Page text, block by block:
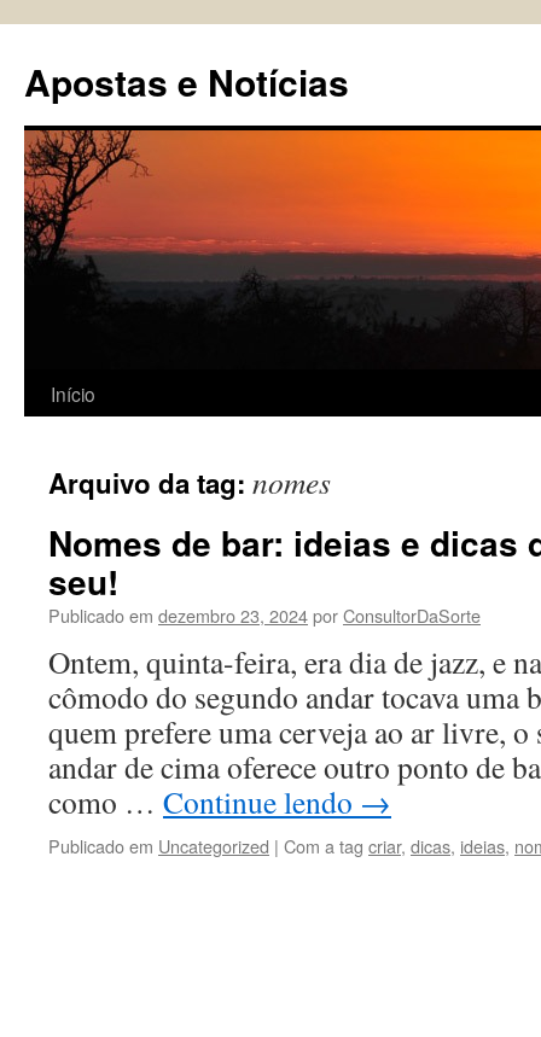
conteúdo
Apostas e Notícias
Início
Arquivo da tag: nomes
Nomes de bar: ideias e dicas
seu!
Publicado em dezembro 23, 2024porConsultorDaSorte
Ontem, quinta-feira, era dia de jazz, e
cômodo do segundo andar tocava uma
quem prefere uma cerveja ao ar livre,
andar de cima oferece outro ponto de
como … Continue lendo →
Publicado em Uncategorized | Com a tag criar, dicas, ideias,